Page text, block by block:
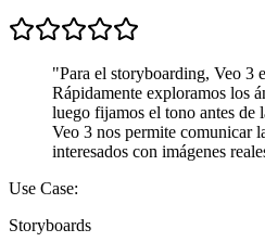
"Para el storyboarding, Veo 3
Rápidamente exploramos los
luego fijamos el tono antes de
Veo 3 nos permite comunicar
interesados con imágenes
Use Case:
Storyboards